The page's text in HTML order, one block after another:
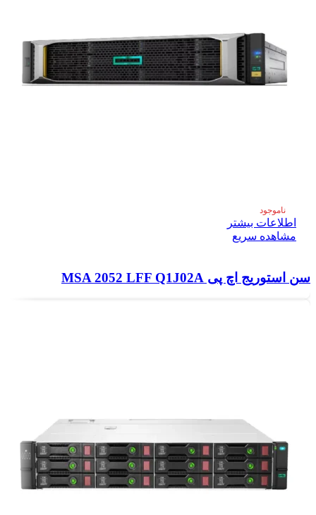
ناموجود
اطلاعات بیشتر
مشاهده سریع
سن استوریج اچ پی MSA 2052 LFF Q1J02A